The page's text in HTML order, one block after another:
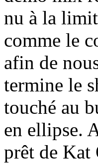
nu à la
comme le
afin de
termine le
touché au
en ellipse.
prêt de Kat